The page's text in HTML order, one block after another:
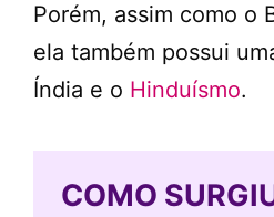
Porém, assim como o
ela também possui
Índia e o Hinduísmo.
COMO